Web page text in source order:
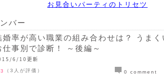
お見合いパーティのトリセツ
バー
婚率が高い職業の組み合わせは？ うまく
仕事別で診断！ ～後編～
6/10更新
（3人が評価） 0 comment